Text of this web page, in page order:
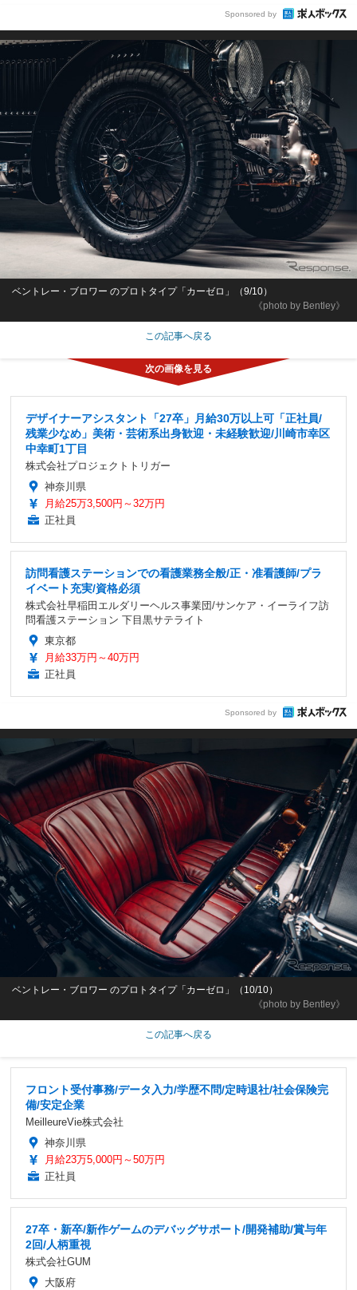
Sponsored by
《photo by Bentley》
ベントレー・ブロワー のプロトタイプ「カーゼロ」（9/10）
この記事へ戻る
デザイナーアシスタント「27卒」月給30万以上可「正社員/
残業少なめ」美術・芸術系出身歓迎・未経験歓迎/川崎市幸区
中幸町1丁目
株式会社プロジェクトトリガー
神奈川県
月給25万3,500円～32万円
正社員
訪問看護ステーションでの看護業務全般/正・准看護師/プラ
イベート充実/資格必須
株式会社早稲田エルダリーヘルス事業団/サンケア・イーライフ訪
問看護ステーション 下目黒サテライト
東京都
月給33万円～40万円
正社員
Sponsored by
《photo by Bentley》
ベントレー・ブロワー のプロトタイプ「カーゼロ」（10/10）
この記事へ戻る
フロント受付事務/データ入力/学歴不問/定時退社/社会保険完
備/安定企業
MeilleureVie株式会社
神奈川県
月給23万5,000円～50万円
正社員
27卒・新卒/新作ゲームのデバッグサポート/開発補助/賞与年
2回/人柄重視
株式会社GUM
大阪府